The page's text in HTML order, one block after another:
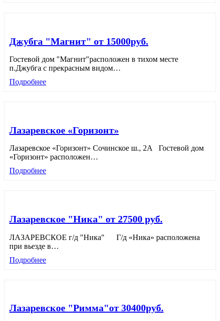
Джубга "Магнит" от 15000руб.
Гостевой дом "Магнит"расположен в тихом месте
п.Джубга с прекрасным видом…
Подробнее
Лазаревское «Горизонт»
Лазаревское «Горизонт» Сочинское ш., 2А Гостевой дом
«Горизонт» расположен…
Подробнее
Лазаревское "Ника" от 27500 руб.
ЛАЗАРЕВСКОЕ г/д "Ника" Г/д «Ника» расположена
при вьезде в…
Подробнее
Лазаревское "Римма"от 30400руб.